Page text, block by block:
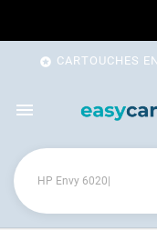
 CARTOUCHES
